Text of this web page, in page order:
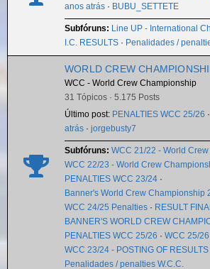
anos atrás · BUBU_SETTETE
Subfóruns: Line UP - International
I.C. RESULTS · Penalidades /
WORLD CREW
WCC - World Crew Championship
31 Tópicos · 5.175 Posts
Último post: PENALTIES WCC 25/26 ·
atrás · jorgebusty7
Subfóruns: WCC 21/22 - World
WCC 22/23 - World Crew
PENALTIES WCC 23/24 ·
Banner's World Crew Championship
WCC 24/25 Penalties · RESULT
BANNER'S WORLD CREW
PENALTIES WCC 25/26 · WCC 25/26
WCC 23/24 - POSTING OF RESULTS
Penalidades / penalties W.C.C.